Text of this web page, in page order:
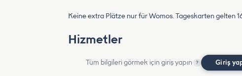
Keine extra Plätze nur für Womos. Tageskarten gelten
Hizmetler
Tüm bilgileri görmek için giriş yapın ? Giriş